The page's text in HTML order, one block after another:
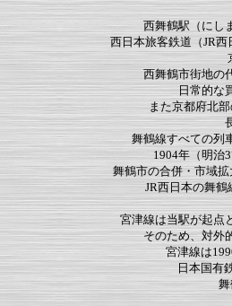
西舞鶴駅（にし
西日本旅客鉄道（JR
西舞鶴市街地の
日常的な
また京都府北
舞鶴線すべての列
1904年（明治
舞鶴市の合併・市域
JR西日本の舞
宮津線は当駅が起点
そのため、対外
宮津線は
日本国有